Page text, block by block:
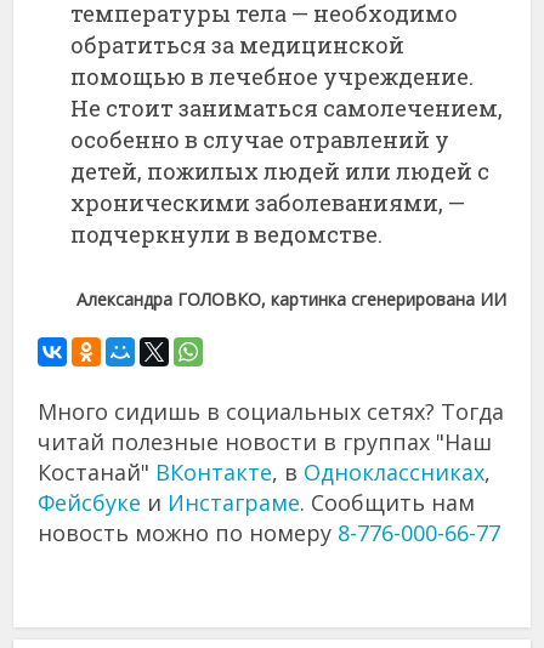
температуры тела — необходимо
обратитьсяза медицинской
помощьювлечебное учреждение.
Не стоитзаниматься самолечением,
особеннов случае отравлений у
детей, пожилыхлюдей илилюдей с
хроническимизаболеваниями, —
подчеркнуливведомстве.
Александра ГОЛОВКО, картинка сгенерирована ИИ
Много сидишь в социальных сетях? Тогда
читай полезные новости в группах "Наш
Костанай" ВКонтакте, в Одноклассниках,
Фейсбуке и Инстаграме. Сообщить нам
новость можно по номеру 8-776-000-66-77